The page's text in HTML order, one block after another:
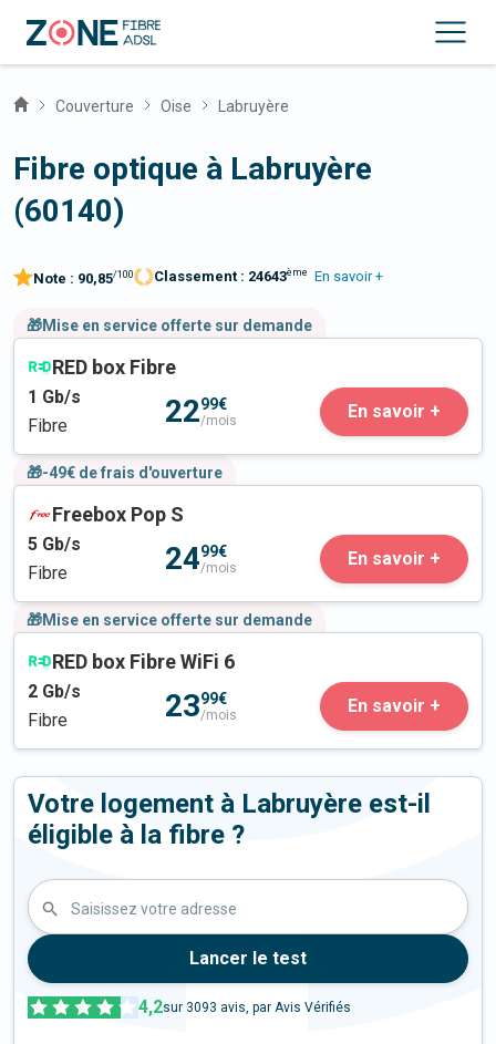
Couverture Oise Labruyère
Fibre optique à Labruyère
(60140)
Note : 90,85/100 Classement : 24643ème En savoir +
🎁Mise en service offerte sur demande
RED box Fibre
1 Gb/s
Fibre
2299€
/mois En savoir +
🎁-49€ de frais d'ouverture
Freebox Pop S
5 Gb/s
Fibre
2499€
/mois En savoir +
🎁Mise en service offerte sur demande
RED box Fibre WiFi 6
2 Gb/s
Fibre
2399€
/mois En savoir +
Votre logement à Labruyère est-il
éligible à la fibre ?
Saisissez votre adresse
Lancer le test
4,2sur 3093 avis, par Avis Vérifiés